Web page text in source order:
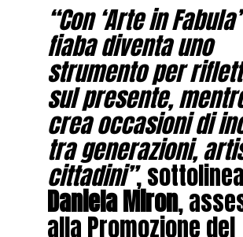
“Con ‘Arte in
fiaba diventa uno
strumento per
sul presente,
crea occasioni di
tra generazioni,
cittadini”, sottolinea
Daniela Miron,
alla Promozione del